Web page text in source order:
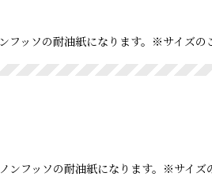
ソの耐油紙になります。※サイズの
ッソの耐油紙になります。※サイズ